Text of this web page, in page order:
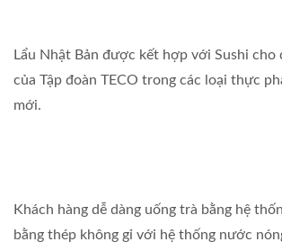
Lẩu Nhật Bản được kết hợp với Sushi cho
của Tập đoàn TECO trong các loại thực
mới.
Khách hàng dễ dàng uống trà bằng hệ
bằng thép không gỉ với hệ thống nước